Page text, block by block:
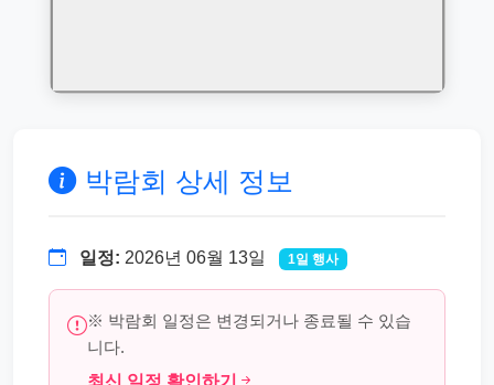
박람회 상세 정보
일정: 2026년 06월 13일 1일 행사
※ 박람회 일정은 변경되거나 종료될 수 있습
니다.
최신 일정 확인하기